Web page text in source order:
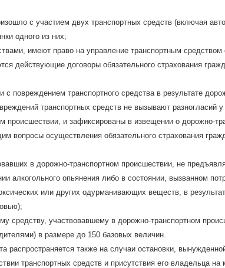
с участием двух транспортных средств (включая
одного из них;
имеют право на управление транспортным средством
действующие договоры обязательного страхования
повреждением транспортного средства в результате
транспортных средств не вызывают разногласий
происшествии, и зафиксированы в извещении о дорожно-
вопросы осуществления обязательного страхования
в дорожно-транспортном происшествии, не
алкогольного опьянения либо в состоянии, вызванном
или других одурманивающих веществ, в
средству, участвовавшему в дорожно-транспортном
в размере до 150 базовых величин.
распространяется также на случаи остановки,
транспортных средств и присутствия его владельца